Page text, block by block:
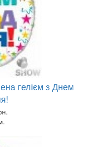
гелієм з Днем